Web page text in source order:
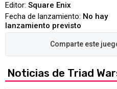
Editor: Square Enix
Fecha de lanzamiento: No hay
lanzamiento previsto
Noticias de Triad